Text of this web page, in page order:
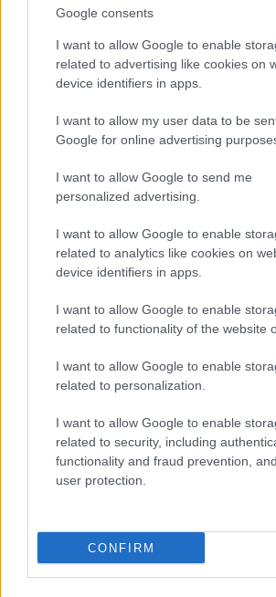
Google consents
I want to allow Google to enable
related to advertising like cookies on
device identifiers in apps.
I want to allow my user data to be
Google for online advertising
I want to allow Google to send me
personalized advertising.
I want to allow Google to enable
related to analytics like cookies on
device identifiers in apps.
I want to allow Google to enable
related to functionality of the website
I want to allow Google to enable
related to personalization.
I want to allow Google to enable
related to security, including
functionality and fraud prevention,
user protection.
CONFIRM
Elmesélte például egy interjúban, hogy
idősebb emberek jöttek oda hozzá, hogy
zebrán, bor helyett automatikusan vizet
megkérdezze, jól van-e.
Pablo Pineda célja az, hogy személyes
demonstrálja, hogy ha szorgalmasan
amihez megvannak a képességeink,
Ugyanakkor azt is szeretné, ha a
Down-szindrómások is kompetensek és
lehetőségeiket önkényesen felállított
szorítani.